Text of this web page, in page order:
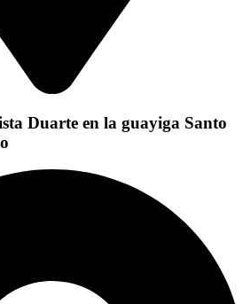
Duarte en la guayiga Santo